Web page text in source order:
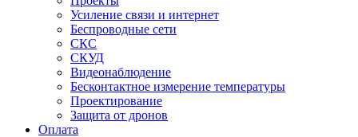
Усиление связи и интернет
Беспроводные сети
СКС
СКУД
Видеонаблюдение
Бесконтактное измерение температуры
Проектирование
Защита от дронов
Оплата